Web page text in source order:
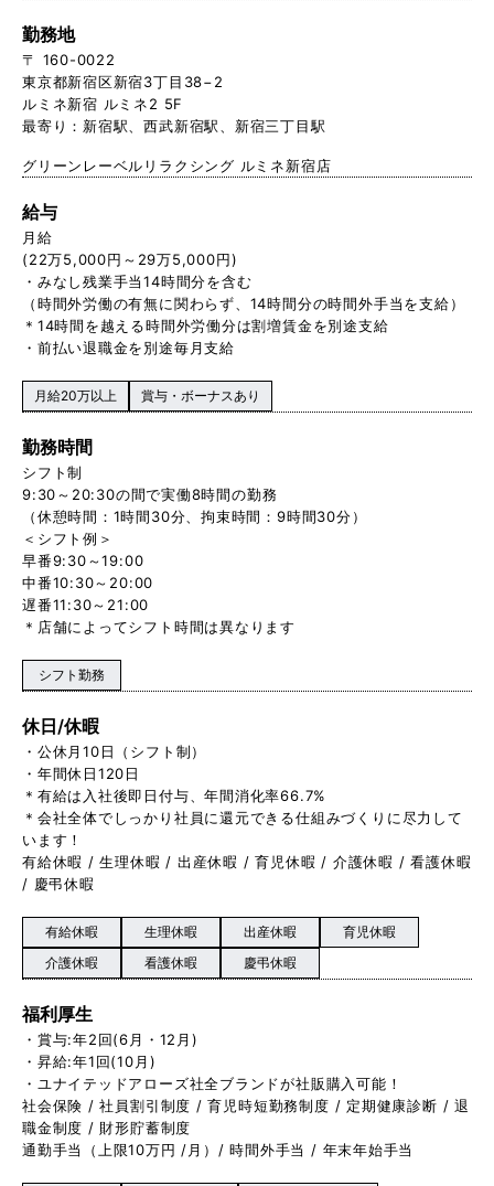
勤務地
〒 160-0022
東京都新宿区新宿3丁目38−2
ルミネ新宿 ルミネ2 5F
最寄り：新宿駅、西武新宿駅、新宿三丁目駅
グリーンレーベルリラクシング ルミネ新宿店
給与
月給
(22万5,000円～29万5,000円)
・みなし残業手当14時間分を含む
（時間外労働の有無に関わらず、14時間分の時間外手当を支給）
＊14時間を越える時間外労働分は割増賃金を別途支給
・前払い退職金を別途毎月支給
月給20万以上 賞与・ボーナスあり
勤務時間
シフト制
9:30～20:30の間で実働8時間の勤務
（休憩時間：1時間30分、拘束時間：9時間30分）
＜シフト例＞
早番9:30～19:00
中番10:30～20:00
遅番11:30～21:00
＊店舗によってシフト時間は異なります
シフト勤務
休日/休暇
・公休月10日（シフト制）
・年間休日120日
＊有給は入社後即日付与、年間消化率66.7%
＊会社全体でしっかり社員に還元できる仕組みづくりに尽力して
います！
有給休暇 / 生理休暇 / 出産休暇 / 育児休暇 / 介護休暇 / 看護休暇
/ 慶弔休暇
有給休暇 生理休暇 出産休暇
育児休暇
介護休暇
看護休暇 慶弔休暇
福利厚生
・賞与:年2回(6月・12月)
・昇給:年1回(10月)
・ユナイテッドアローズ社全ブランドが社販購入可能！
社会保険 / 社員割引制度 / 育児時短勤務制度 / 定期健康診断 / 退
職金制度 / 財形貯蓄制度
通勤手当（上限10万円 /月）/ 時間外手当 / 年末年始手当